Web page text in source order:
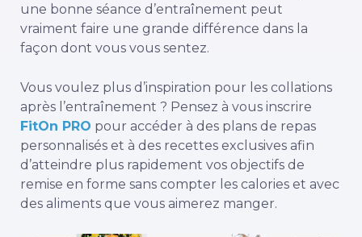
une bonne séance d’entraînement peut
vraiment faire une grande différence dans la
façon dont vous vous sentez.
Vous voulez plus d’inspiration pour les collations
après l’entraînement ? Pensez à vous inscrire
FitOn PRO pour accéder à des plans de repas
personnalisés et à des recettes exclusives afin
d’atteindre plus rapidement vos objectifs de
remise en forme sans compter les calories et avec
des aliments que vous aimerez manger.